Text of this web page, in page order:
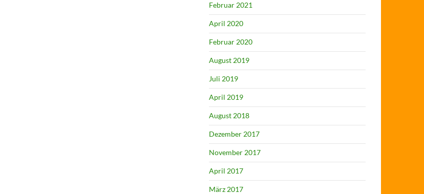
Februar 2021
April 2020
Februar 2020
August 2019
Juli 2019
April 2019
August 2018
Dezember 2017
November 2017
April 2017
März 2017